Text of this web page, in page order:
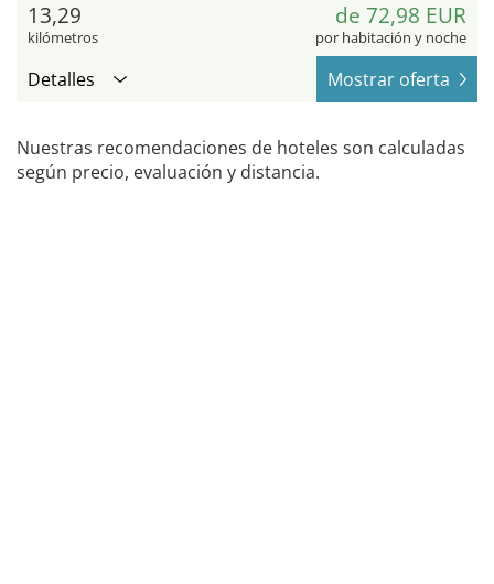
13,29
kilómetros
de 72,98 EUR
por habitación y noche
Detalles Mostrar oferta
Nuestras recomendaciones de hoteles son calculadas
según precio, evaluación y distancia.